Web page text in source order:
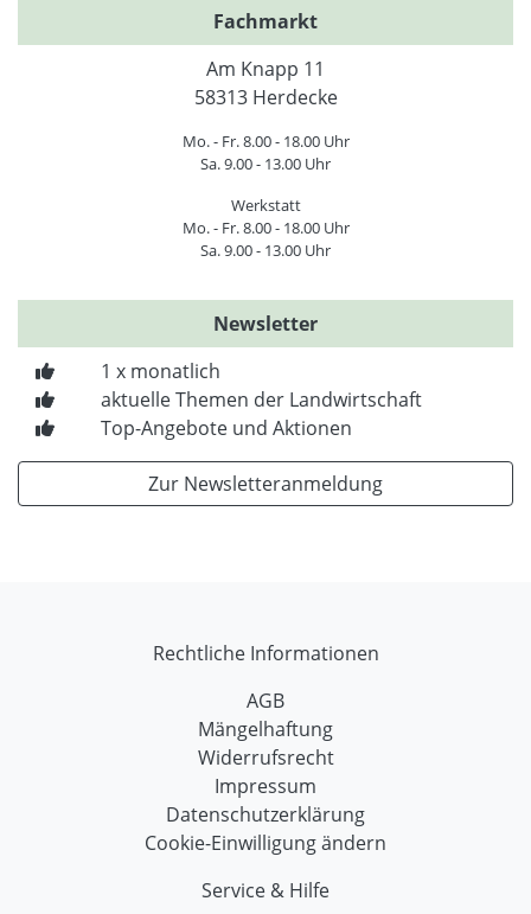
Fachmarkt
Am Knapp 11
58313 Herdecke
Mo. - Fr. 8.00 - 18.00 Uhr
Sa. 9.00 - 13.00 Uhr
Werkstatt
Mo. - Fr. 8.00 - 18.00 Uhr
Sa. 9.00 - 13.00 Uhr
Newsletter
1 x monatlich
aktuelle Themen der Landwirtschaft
Top-Angebote und Aktionen
Zur Newsletteranmeldung
Rechtliche Informationen
AGB
Mängelhaftung
Widerrufsrecht
Impressum
Datenschutzerklärung
Cookie-Einwilligung ändern
Service & Hilfe